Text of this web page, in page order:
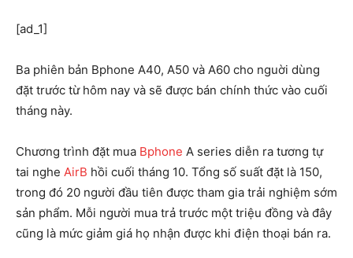
[ad_1]
Ba phiên bản Bphone A40, A50 và A60 cho nguời dùng
đặt trước từ hôm nay và sẽ được bán chính thức vào cuối
tháng này.
Chương trình đặt mua Bphone A series diễn ra tương tự
tai nghe AirB hồi cuối tháng 10. Tổng số suất đặt là 150,
trong đó 20 người đầu tiên được tham gia trải nghiệm sớm
sản phẩm. Mỗi người mua trả trước một triệu đồng và đây
cũng là mức giảm giá họ nhận được khi điện thoại bán ra.